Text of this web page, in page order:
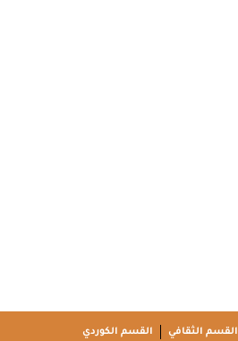
القسم الثقافي القسم الكوردي